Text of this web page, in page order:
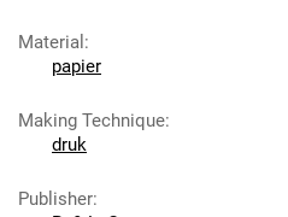
Material :
papier
Making Technique:
druk
Publisher: